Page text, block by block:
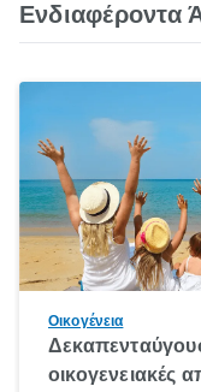
Ενδιαφέροντα
Οικογένεια
οικογενειακές